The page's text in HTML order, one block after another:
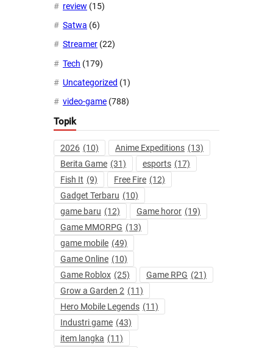
review (15)
Satwa (6)
Streamer (22)
Tech (179)
Uncategorized (1)
video-game (788)
Topik
2026 (10) Anime Expeditions (13)
Berita Game (31) esports (17)
Fish It (9) Free Fire (12)
Gadget Terbaru (10)
game baru (12) Game horor (19)
Game MMORPG (13)
game mobile (49)
Game Online (10)
Game Roblox (25) Game RPG (21)
Grow a Garden 2 (11)
Hero Mobile Legends (11)
Industri game (43)
item langka (11)